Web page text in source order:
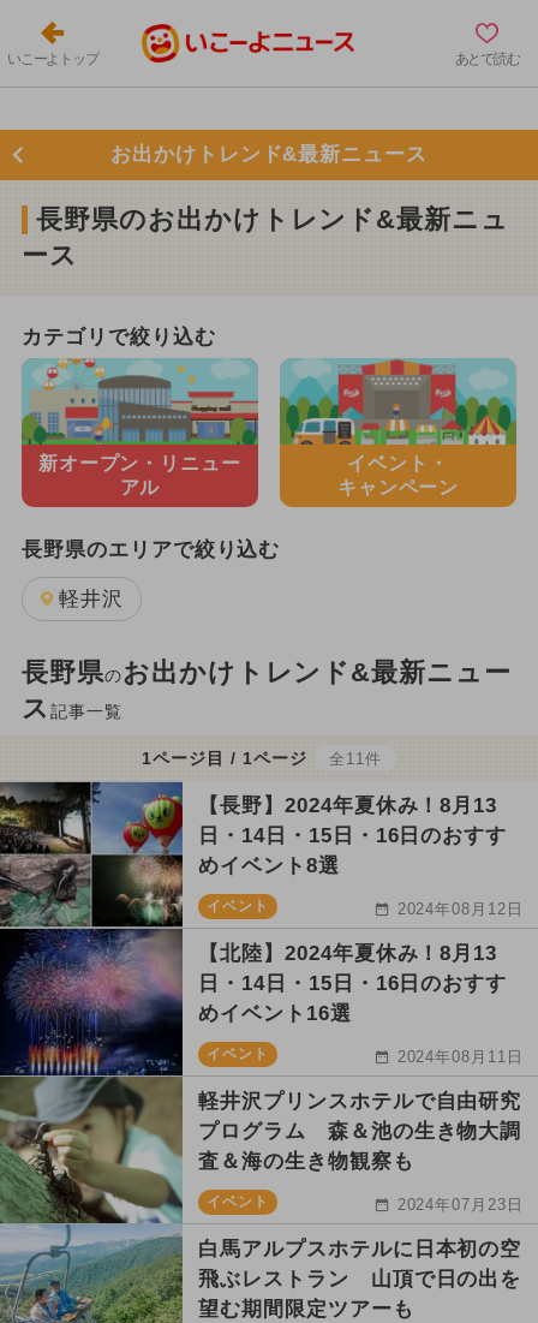
いこーよトップ あとで読む
お出かけトレンド&最新ニュース
長野県のお出かけトレンド&最新ニュ
ース
カテゴリで絞り込む
新オープン・ リニュー
アル
イベント・
キャンペーン
長野県のエリアで絞り込む
軽井沢
長野県のお出かけトレンド&最新ニュー
ス 記事一覧
1ページ目 / 1ページ 全11件
【長野】2024年夏休み！8月13
日・14日・15日・16日のおすす
めイベント8選
イベント 2024年08月12日
【北陸】2024年夏休み！8月13
日・14日・15日・16日のおすす
めイベント16選
イベント 2024年08月11日
軽井沢プリンスホテルで自由研究
プログラム 森＆池の生き物大調
査＆海の生き物観察も
イベント 2024年07月23日
白馬アルプスホテルに日本初の空
飛ぶレストラン 山頂で日の出を
望む期間限定ツアーも